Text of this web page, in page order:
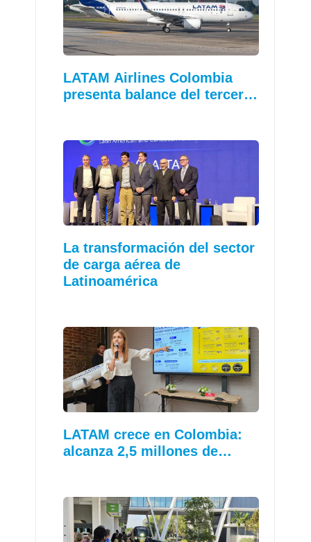
LATAM Airlines Colombia
presenta balance del tercer…
La transformación del sector
de carga aérea de
Latinoamérica
LATAM crece en Colombia:
alcanza 2,5 millones de…